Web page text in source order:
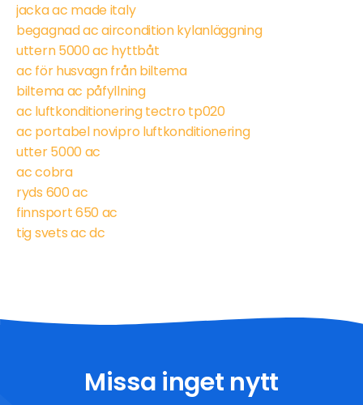
jacka ac made italy
begagnad ac aircondition kylanläggning
uttern 5000 ac hyttbåt
ac för husvagn från biltema
biltema ac påfyllning
ac luftkonditionering tectro tp020
ac portabel novipro luftkonditionering
utter 5000 ac
ac cobra
ryds 600 ac
finnsport 650 ac
tig svets ac dc
Missa inget nytt